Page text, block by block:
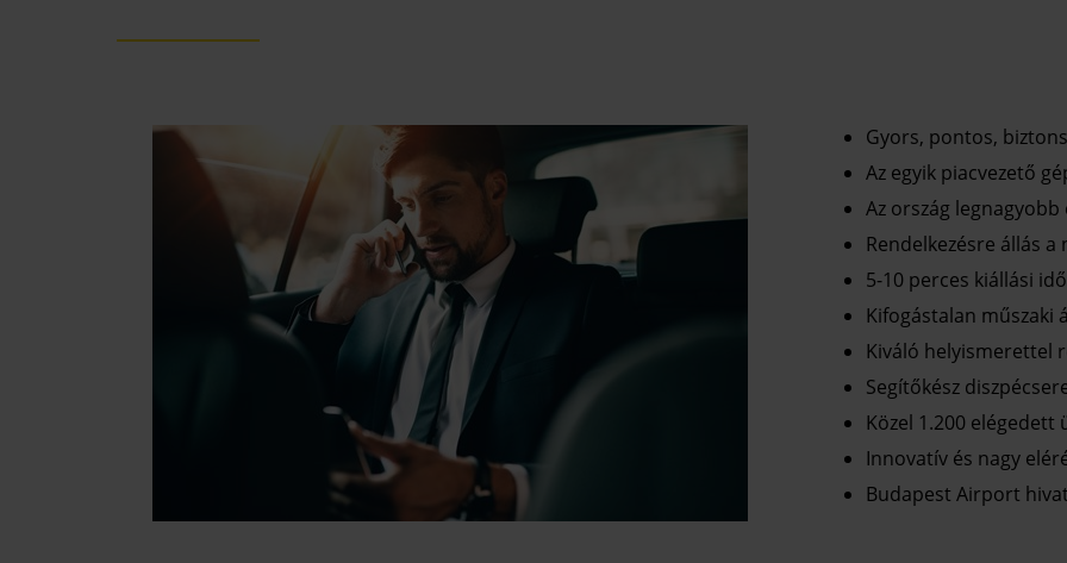
Gyors, pontos,
Az egyik piacvezető
Az ország
Rendelkezésre állás
5-10 perces kiállási idő
Kifogástalan műszaki
Kiváló helyismerettel
Segítőkész
Közel 1.200 elégedett
Innovatív és nagy
Budapest Airport